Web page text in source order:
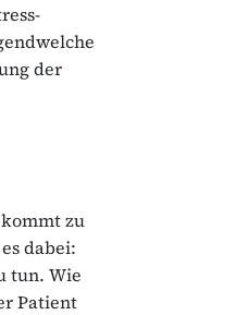
der
zu
dabei:
tun. Wie
Patient